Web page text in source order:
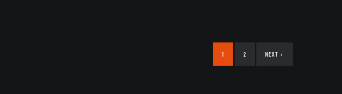
1 2 NEXT ›